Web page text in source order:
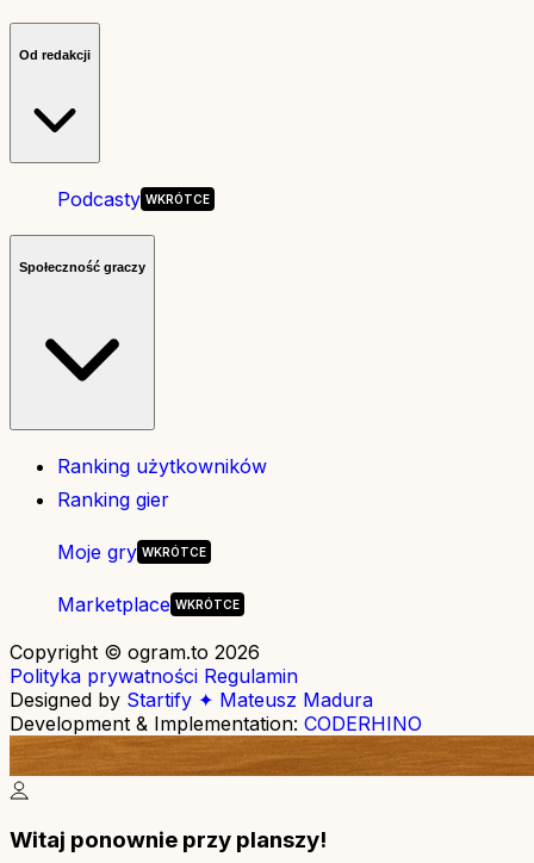
Od redakcji
Podcasty
Społeczność graczy
Ranking użytkowników
Ranking gier
Moje gry
Marketplace
Copyright © ogram.to 2026
Polityka prywatności Regulamin
Designed by Startify ✦ Mateusz Madura
Development & Implementation: CODERHINO
Witaj ponownie przy planszy!